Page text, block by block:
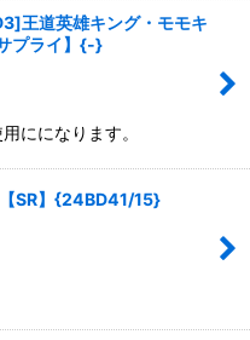
王道英雄キング・モモキ
プライ】{-}
にになります。
SR】{24BD41/15}